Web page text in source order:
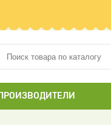
ПРОИЗВОДИТЕЛИ